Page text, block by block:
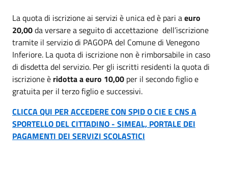
La quota di iscrizione ai servizi è unica ed è pari aeuro
20,00da versare a seguito di accettazione dell’iscrizione
tramite il servizio di PAGOPA del Comune di Venegono
Inferiore. La quota di iscrizione non è rimborsabile in caso
di disdetta del servizio. Per gli iscritti residenti la quota di
iscrizione è ridotta a euro 10,00 per il secondo figlio e
gratuita per il terzo figlio e successivi.
CLICCA QUI PER ACCEDERE CON SPID O CIE E CNS A
SPORTELLO DEL CITTADINO - SIMEAL, PORTALE DEI
PAGAMENTI DEI SERVIZI SCOLASTICI